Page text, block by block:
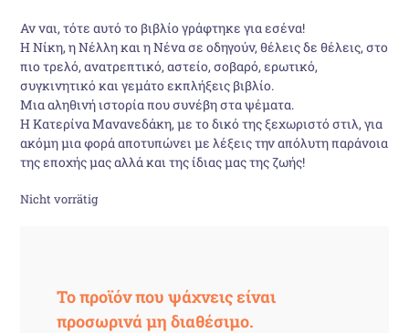
Αν ναι, τότε αυτό το βιβλίο γράφτηκε για εσένα!
Η Νίκη, η Νέλλη και η Νένα σε οδηγούν, θέλεις δε θέλεις, στο
πιο τρελό, ανατρεπτικό, αστείο, σοβαρό, ερωτικό,
συγκινητικό και γεμάτο εκπλήξεις βιβλίο.
Μια αληθινή ιστορία που συνέβη στα ψέματα.
Η Κατερίνα Μανανεδάκη, με το δικό της ξεχωριστό στιλ, για
ακόμη μια φορά αποτυπώνει με λέξεις την απόλυτη παράνοια
της εποχής μας αλλά και της ίδιας μας της ζωής!
Nicht vorrätig
Το προϊόν που ψάχνεις είναι
προσωρινά μη διαθέσιμο.